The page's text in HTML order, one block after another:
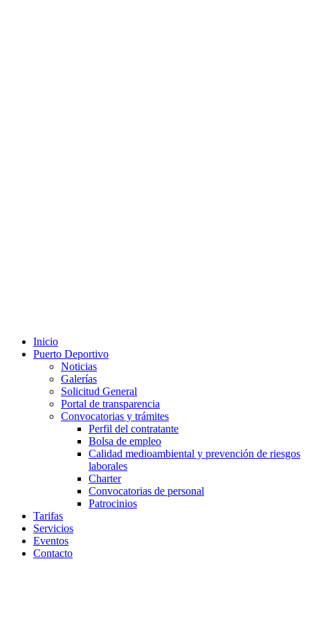
Inicio
Puerto Deportivo
Noticias
Galerías
Solicitud General
Portal de transparencia
Convocatorias y trámites
Perfil del contratante
Bolsa de empleo
Calidad medioambiental y prevención de riesgos
laborales
Charter
Convocatorias de personal
Patrocinios
Tarifas
Servicios
Eventos
Contacto